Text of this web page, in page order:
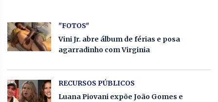
"FOTOS"
Vini Jr. abre álbum de férias e posa
agarradinho com Virginia
RECURSOS PÚBLICOS
Luana Piovani expõe João Gomes e